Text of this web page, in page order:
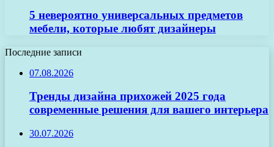
5 невероятно универсальных предметов
мебели, которые любят дизайнеры
Последние записи
07.08.2026
Тренды дизайна прихожей 2025 года
современные решения для вашего интерьера
30.07.2026